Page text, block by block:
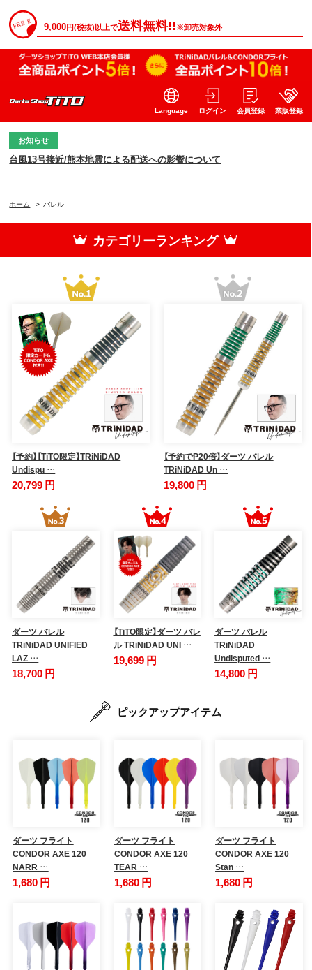
9,000円(税抜)以上で送料無料!!※卸売対象外
Language ログイン 会員登録 業販登録
お知らせ
台風13号接近/熊本地震による配送への影響について
ホーム > バレル
カテゴリーランキング
【予約】【TiTO限定】TRiNiDAD
Undispu …
20,799 円
【予約でP20倍】ダーツ バレル
TRiNiDAD Un …
19,800 円
ダーツ バレル
TRiNiDAD UNIFIED
LAZ …
18,700 円
【TiTO限定】ダーツ バレ
ル TRiNiDAD UNI …
19,699 円
ダーツ バレル
TRiNiDAD
Undisputed …
14,800 円
ピックアップアイテム
ダーツ フライト
CONDOR AXE 120
NARR …
1,680 円
ダーツ フライト
CONDOR AXE 120
TEAR …
1,680 円
ダーツ フライト
CONDOR AXE 120
Stan …
1,680 円